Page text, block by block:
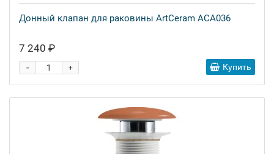
Донный клапан для раковины ArtCeram ACA036
7 240 ₽
+
- Купить